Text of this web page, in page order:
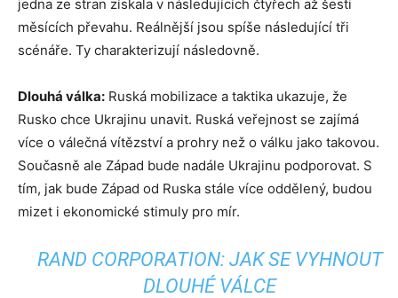
jedna ze stran získala v následujících čtyřech až šesti
měsících převahu. Reálnější jsou spíše následující tři
scénáře. Ty charakterizují následovně.
Dlouhá válka: Ruská mobilizace a taktika ukazuje, že
Rusko chce Ukrajinu unavit. Ruská veřejnost se zajímá
více o válečná vítězství a prohry než o válku jako takovou.
Současně ale Západ bude nadále Ukrajinu podporovat. S
tím, jak bude Západ od Ruska stále více oddělený, budou
mizet i ekonomické stimuly pro mír.
RAND CORPORATION: JAK SE VYHNOUT
DLOUHÉ VÁLCE